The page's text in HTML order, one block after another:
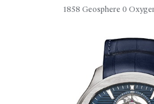
1858 Geosphere 0